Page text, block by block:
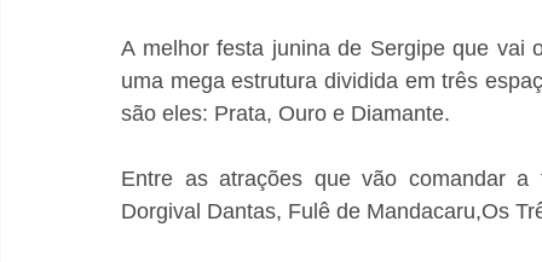
A melhor festa junina de Sergipe que vai
uma mega estrutura dividida em três
são eles: Prata, Ouro e Diamante.
Entre as atrações que vão comandar
Dorgival Dantas, Fulê de Mandacaru,Os